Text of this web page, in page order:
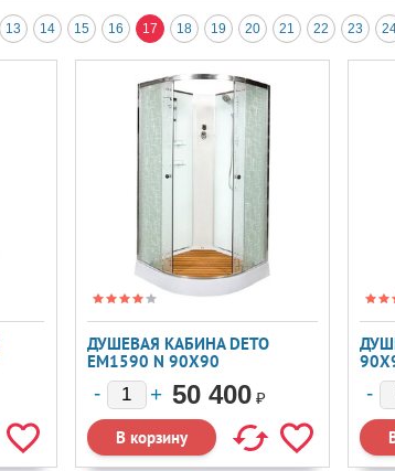
13 14 15 16 17 18 19 20 21 22 23
ДУШЕВАЯ КАБИНА DETO
EM1590 N 90X90
50 400 ₽